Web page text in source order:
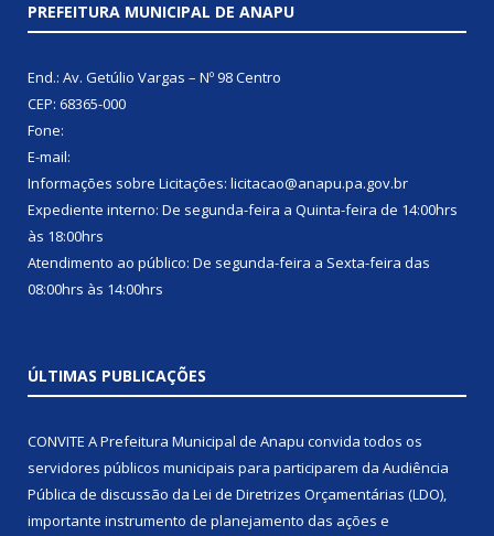
PREFEITURA MUNICIPAL DE ANAPU
End.: Av. Getúlio Vargas – Nº 98 Centro
CEP: 68365-000
Fone:
E-mail:
Informações sobre Licitações: licitacao@anapu.pa.gov.br
Expediente interno: De segunda-feira a Quinta-feira de 14:00hrs
às 18:00hrs
Atendimento ao público: De segunda-feira a Sexta-feira das
08:00hrs às 14:00hrs
ÚLTIMAS PUBLICAÇÕES
CONVITE A Prefeitura Municipal de Anapu convida todos os
servidores públicos municipais para participarem da Audiência
Pública de discussão da Lei de Diretrizes Orçamentárias (LDO),
importante instrumento de planejamento das ações e